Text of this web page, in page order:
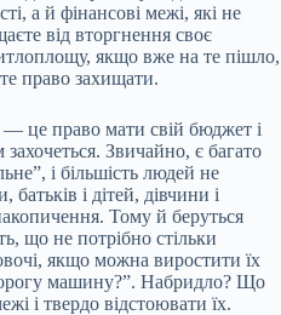
а й фінансові межі, які не
від вторгнення своє
якщо вже на те пішло,
право захищати.
— це право мати свій бюджет і
Звичайно, є багато
і більшість людей не
і дітей, дівчини і
Тому й беруться
що не потрібно стільки
якщо можна виростити їх
машину?”. Набридло? Що
і твердо відстоювати їх.